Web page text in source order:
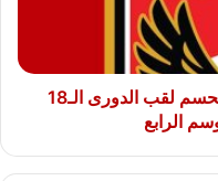
حدث في مثل هذا اليوم.. الأهلى يحسم لقب الدورى الـ18
الرابع